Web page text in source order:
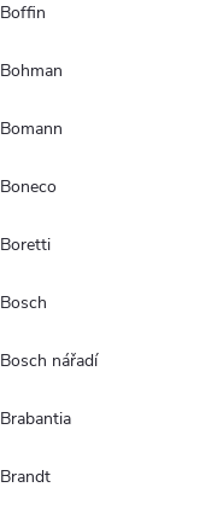
Boffin
Bohman
Bomann
Boneco
Boretti
Bosch
Bosch nářadí
Brabantia
Brandt